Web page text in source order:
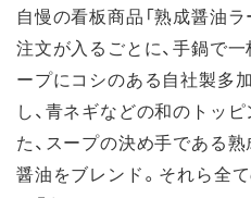
自慢の看板商品「熟成醤油ラ
注文が入るごとに、手鍋で
ープにコシのある自社製多
し、青ネギなどの和のトッ
た、スープの決め手である
醤油をブレンド。それら全